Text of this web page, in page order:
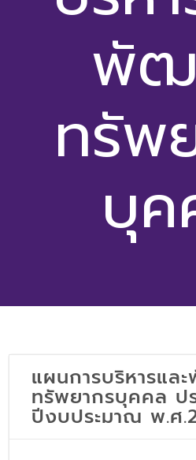
พัฒ
ทรัพ
บุค
แผนการบริหารแล
ทรัพยากรบุคคล ปร
ปีงบประมาณ พ.ศ